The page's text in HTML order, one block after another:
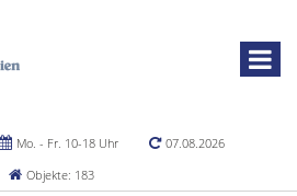
Mo. - Fr. 10-18 Uhr
07.08.2026
Objekte: 183